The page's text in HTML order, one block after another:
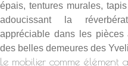
épais, tentures murales,
adoucissant la
appréciable dans les pièces
des belles demeures des
Le mobilier comme élément